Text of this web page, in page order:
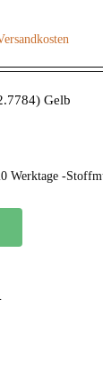
Gelb
Werktage -